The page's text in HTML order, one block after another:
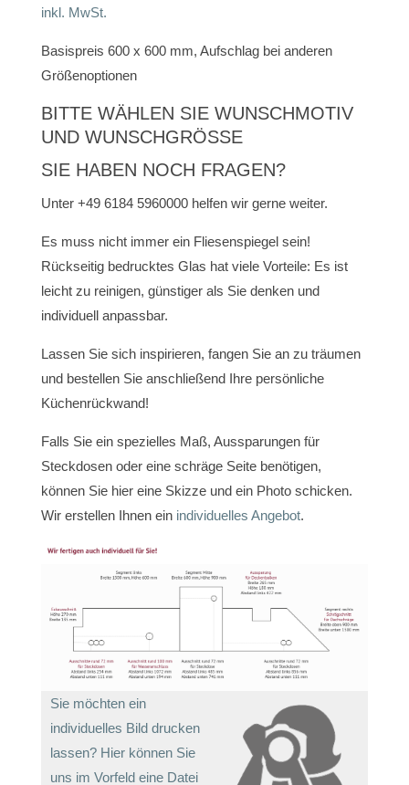
€249,00
inkl. MwSt.
Basispreis 600 x 600 mm, Aufschlag bei anderen
Größenoptionen
BITTE WÄHLEN SIE WUNSCHMOTIV
UND WUNSCHGRÖSSE
SIE HABEN NOCH FRAGEN?
Unter +49 6184 5960000 helfen wir gerne weiter.
Es muss nicht immer ein Fliesenspiegel sein!
Rückseitig bedrucktes Glas hat viele Vorteile: Es ist
leicht zu reinigen, günstiger als Sie denken und
individuell anpassbar.
Lassen Sie sich inspirieren, fangen Sie an zu träumen
und bestellen Sie anschließend Ihre persönliche
Küchenrückwand!
Falls Sie ein spezielles Maß, Aussparungen für
Steckdosen oder eine schräge Seite benötigen,
können Sie hier eine Skizze und ein Photo schicken.
Wir erstellen Ihnen ein individuelles Angebot.
Sie möchten ein
individuelles Bild drucken
lassen? Hier können Sie
uns im Vorfeld eine Datei